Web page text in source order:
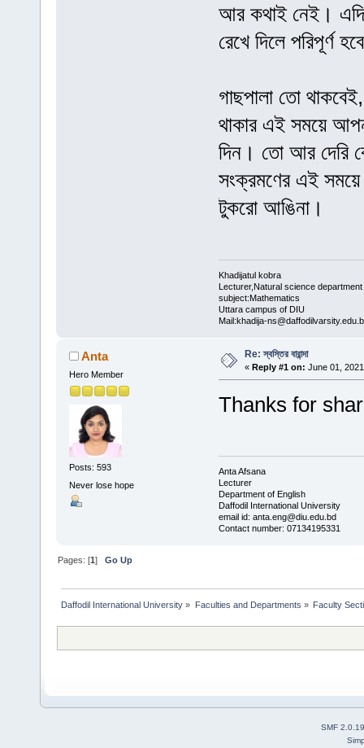
আর কথাই নেই।
রেখে দিলে পরিপূর্ণ
গাছপালা তো
থাকার এই সময়ে
দিন। তো আর দেরি
সংক্রমণের এই সময়ে
টুকরো আঙিনা।
Khadijatul kobra
Lecturer,Natural science department
subject:Mathematics
Uttara campus of DIU
Mail:khadija-
Anta
Hero Member
Posts: 593
Never lose hope
Re: স্বস্তির বারান্দা
« Reply #1 on: June 01,
Thanks for
Anta Afsana
Lecturer
Department of English
Daffodil International University
email id: anta.eng@diu.edu.bd
Contact number: 07134195331
Pages: [1]Go Up
Daffodil International University » Faculties and Departments » Faculty
SMF 2.0.19